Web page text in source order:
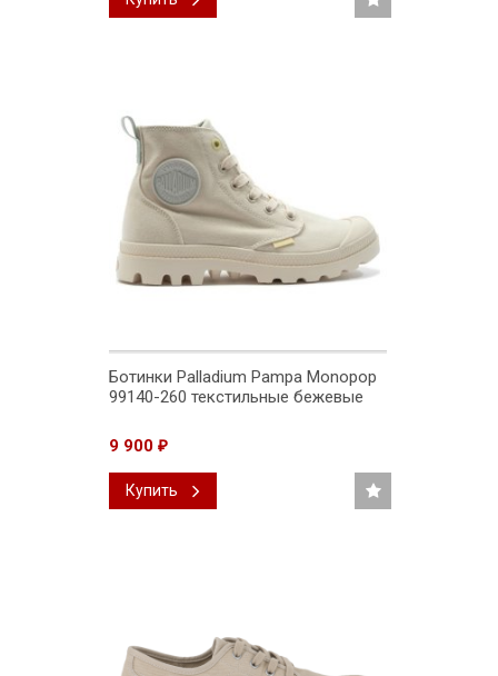
Ботинки Palladium Pampa Monopop
99140-260 текстильные бежевые
9 900 ₽
Купить